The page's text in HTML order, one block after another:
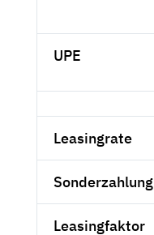
UPE
Leasingrate
Sonderzahlung
Leasingfaktor